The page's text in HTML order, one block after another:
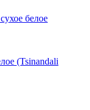
(Tsinandali